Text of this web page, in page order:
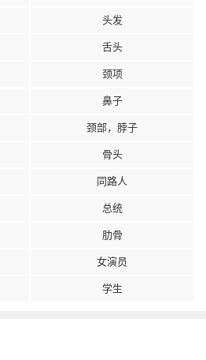
头发
舌头
颈项
鼻子
颈部，脖子
骨头
同路人
总统
肋骨
女演员
学生